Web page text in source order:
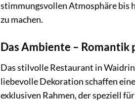
stimmungsvollen Atmosphäre bis
zu machen.
Das Ambiente – Romantik
Das stilvolle Restaurant in
liebevolle Dekoration schaffen
exklusiven Rahmen, der speziell